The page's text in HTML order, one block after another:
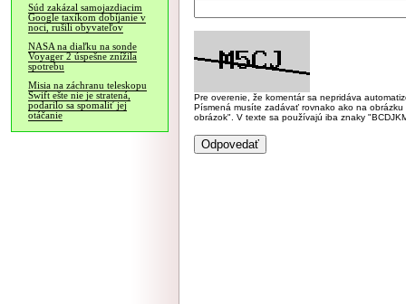
Súd zakázal samojazdiacim
Google taxíkom dobíjanie v
noci, rušili obyvateľov
NASA na diaľku na sonde
Voyager 2 úspešne znížila
spotrebu
Misia na záchranu teleskopu
Swift ešte nie je stratená,
podarilo sa spomaliť jej
otáčanie
Pre overenie, že komentár sa nepridáva
Písmená musíte zadávať rovnako ako na
obrázok". V texte sa používajú iba znaky